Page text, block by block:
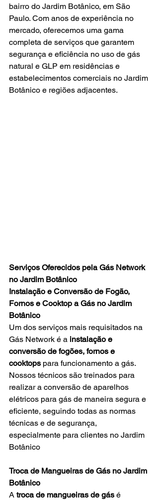
bairro do Jardim Botânico, em São
Paulo. Com anos de experiência no
mercado, oferecemos uma gama
completa de serviços que garantem
segurança e eficiência no uso de gás
natural e GLP em residências e
estabelecimentos comerciais no Jardim
Botânico e regiões adjacentes.
Serviços Oferecidos pela Gás Network
no Jardim Botânico
Instalação e Conversão de Fogão,
Fornos e Cooktop a Gás no Jardim
Botânico
Um dos serviços mais requisitados na
Gás Network é a instalação e
conversão de fogões, fornos e
cooktops para funcionamento a gás.
Nossos técnicos são treinados para
realizar a conversão de aparelhos
elétricos para gás de maneira segura e
eficiente, seguindo todas as normas
técnicas e de segurança,
especialmente para clientes no Jardim
Botânico
Troca de Mangueiras de Gás no Jardim
Botânico
A troca de mangueiras de gás é